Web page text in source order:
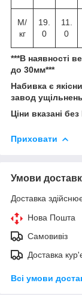
М/
кг
19.
0
11.
0
***В наявності
до 30мм***
Набивка є
завод
Ціни вказані
Приховати
Умови
Доставка
Нова Пошта
Самовивіз
Доставка
Всі умови